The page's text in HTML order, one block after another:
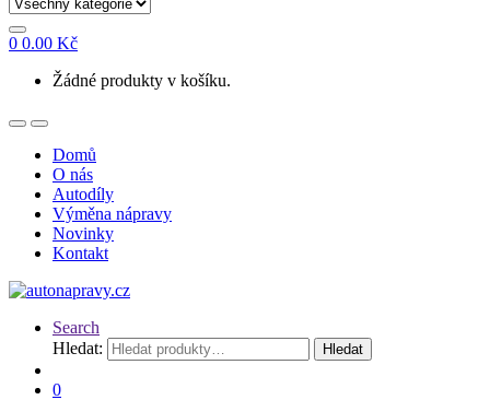
0 0.00 Kč
Žádné produkty v košíku.
Domů
O nás
Autodíly
Výměna nápravy
Novinky
Kontakt
Search
Hledat:
Hledat
0